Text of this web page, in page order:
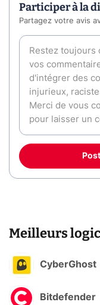
Participer à la
Partagez votre avis
Meilleurs
CyberGhost
Bitdefender